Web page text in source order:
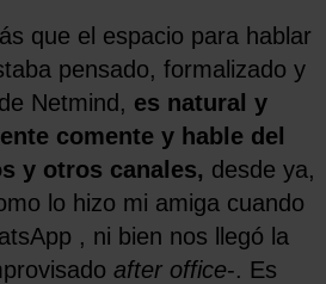
que el espacio para hablar
pensado, formalizado y
Netmind, es natural y
comente y hable del
y otros canales, desde ya,
lo hizo mi amiga cuando
, ni bien nos llegó la
after office-. Es